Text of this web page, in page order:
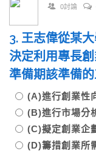
0討論
3. 王志偉從某
決定利用專長
準備期該準備
(A)進行創業性
(B)進行市場分
(C)擬定創業企
(D)籌措創業所